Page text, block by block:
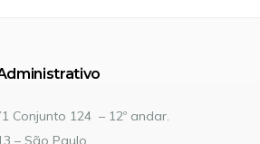
Conjunto 124 – 12º andar.
– São Paulo